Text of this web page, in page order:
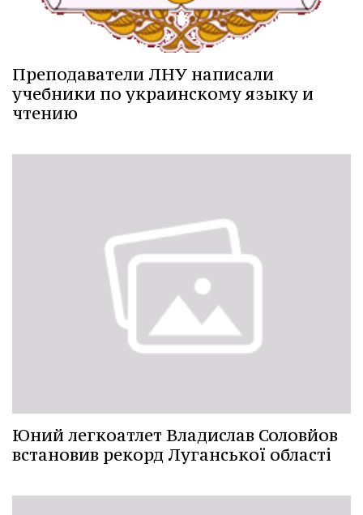
Преподаватели ЛНУ написали
учебники по украинскому языку и
чтению
Юний легкоатлет Владислав Соловйов
встановив рекорд Луганської області